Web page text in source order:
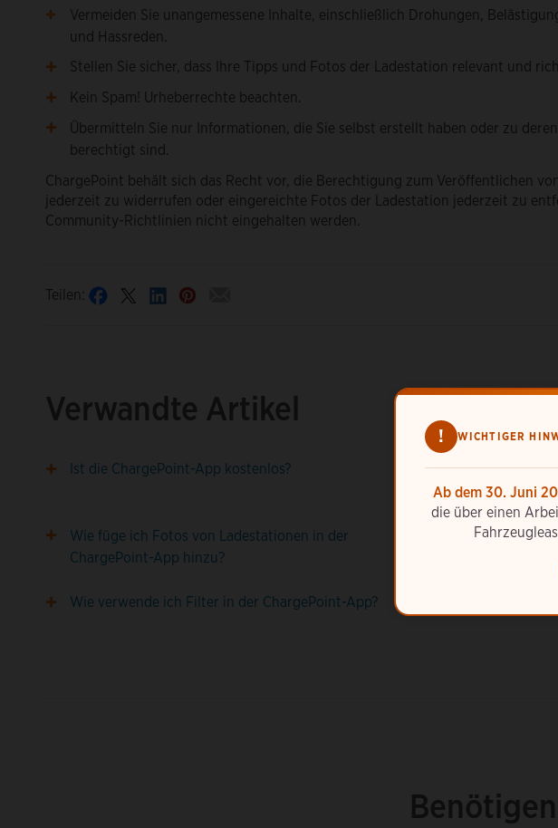
! WICHTIGER
Ab dem 30. Juni
die über einen
Vermeiden Sie unangemessene Inhalte, einschließlich Drohungen,
und Hassreden.
Stellen Sie sicher, dass Ihre Tipps und Fotos der Ladestation relevant und
Kein Spam! Urheberrechte beachten.
Übermitteln Sie nur Informationen, die Sie selbst erstellt haben oder zu
berechtigt sind.
ChargePoint behält sich das Recht vor, die Berechtigung zum Veröffentlichen
jederzeit zu widerrufen oder eingereichte Fotos der Ladestation jederzeit zu
Community-Richtlinien nicht eingehalten werden.
Teilen:
Verwandte Artikel
Ist die ChargePoint-App kostenlos? Was kann ich
Wie füge ich Fotos von Ladestationen in der
ChargePoint-App hinzu?
Wie kann ich
Wie verwende ich Filter in der ChargePoint-App?